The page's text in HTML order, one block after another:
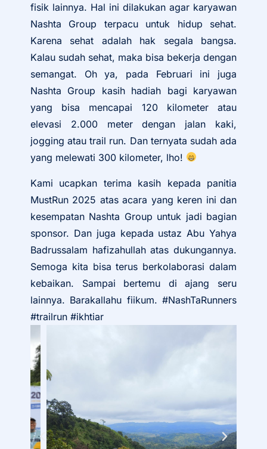
fisik lainnya. Hal ini dilakukan agar karyawan
Nashta Group terpacu untuk hidup sehat.
Karena sehat adalah hak segala bangsa.
Kalau sudah sehat, maka bisa bekerja dengan
semangat. Oh ya, pada Februari ini juga
Nashta Group kasih hadiah bagi karyawan
yang bisa mencapai 120 kilometer atau
elevasi 2.000 meter dengan jalan kaki,
jogging atau trail run. Dan ternyata sudah ada
yang melewati 300 kilometer, lho!
Kami ucapkan terima kasih kepada panitia
MustRun 2025 atas acara yang keren ini dan
kesempatan Nashta Group untuk jadi bagian
sponsor. Dan juga kepada ustaz Abu Yahya
Badrussalam hafizahullah atas dukungannya.
Semoga kita bisa terus berkolaborasi dalam
kebaikan. Sampai bertemu di ajang seru
lainnya. Barakallahu fiikum. #NashTaRunners
#trailrun #ikhtiar